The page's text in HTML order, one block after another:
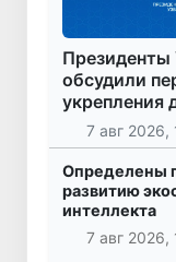
обсудили
укрепления
7 авг 2026,
Определены
развитию
интеллекта
7 авг 2026,